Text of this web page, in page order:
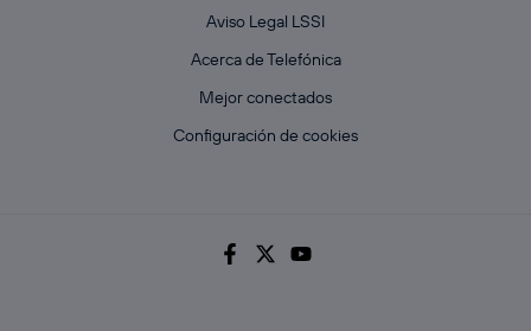
Aviso Legal LSSI
Acerca de Telefónica
Mejor conectados
Configuración de cookies